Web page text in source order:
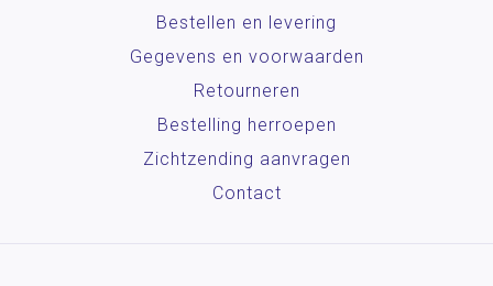
Bestellen en levering
Gegevens en voorwaarden
Retourneren
Bestelling herroepen
Zichtzending aanvragen
Contact